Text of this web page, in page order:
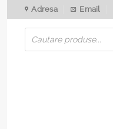
to
content
Adresa Email
Products
search